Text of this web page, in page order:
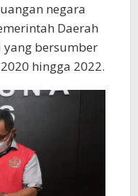
negara
Daerah
yang bersumber
hingga 2022.